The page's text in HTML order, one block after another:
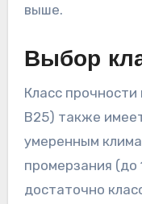
выше.
Выбор
Класс
B25) также
умеренным
промерзания (до
достаточно